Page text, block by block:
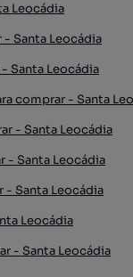
Leocádia
- Santa Leocádia
Santa Leocádia
comprar - Santa
- Santa Leocádia
- Santa Leocádia
- Santa Leocádia
Leocádia
- Santa Leocádia